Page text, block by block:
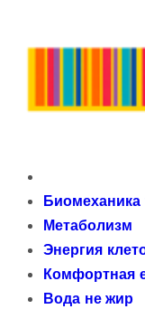
сайт о
организма после
Primary
MenuБиомеханика
Метаболизм
Энергия
Комфортная
Вода не жир